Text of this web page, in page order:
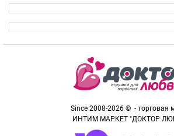
Since 2008-2026 © - торговая
ИНТИМ МАРКЕТ "ДОКТОР